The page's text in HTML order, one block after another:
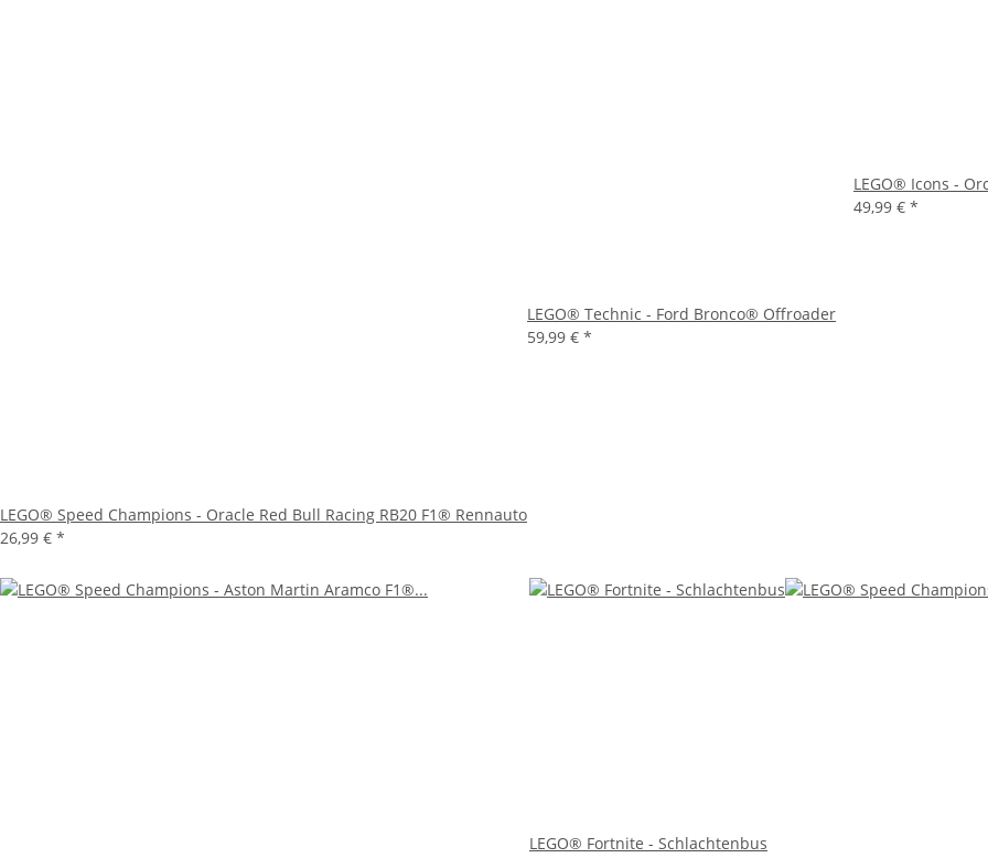
LEGO® Speed Champions - Oracle Red Bull Racing RB20 F1® Rennauto
26,99 € *
LEGO® Technic - Ford Bronco® Offroader
59,99 € *
LEGO® Icons -
49,99 € *
LEGO® Fortnite - Schlachtenbus